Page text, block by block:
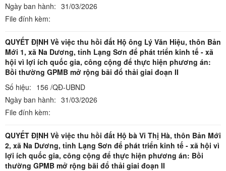
Ngày ban hành: 31/03/2026
File đính kèm:
QUYẾT ĐỊNH Về việc thu hồi đất Hộ ông Lý Văn Hiệu, thôn Bản
Mới 1, xã Na Dương, tỉnh Lạng Sơn để phát triển kinh tế - xã
hội vì lợi ích quốc gia, công cộng để thực hiện phương án:
Bồi thường GPMB mở rộng bãi đổ thải giai đoạn II
Số hiệu: 156 /QĐ-UBND
Ngày ban hành: 31/03/2026
File đính kèm:
QUYẾT ĐỊNH Về việc thu hồi đất Hộ bà Vi Thị Hà, thôn Bản Mới
2, xã Na Dương, tỉnh Lạng Sơn để phát triển kinh tế - xã hội vì
lợi ích quốc gia, công cộng để thực hiện phương án: Bồi
thường GPMB mở rộng bãi đổ thải giai đoạn II